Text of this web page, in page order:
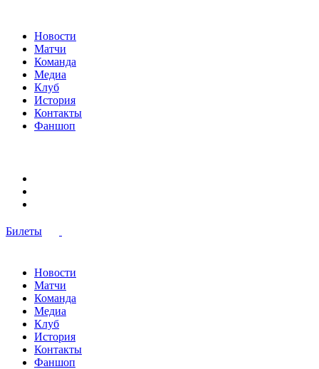
Новости
Матчи
Команда
Медиа
Клуб
История
Контакты
Фаншоп
Билеты
Новости
Матчи
Команда
Медиа
Клуб
История
Контакты
Фаншоп